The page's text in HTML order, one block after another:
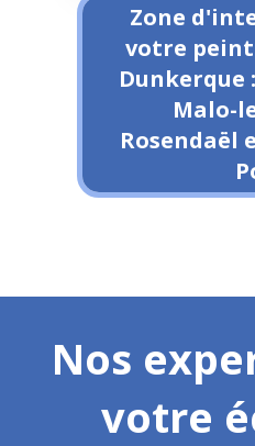
Zone
votre
Dunkerque
Malo-
Rosendaël
Nos
votre